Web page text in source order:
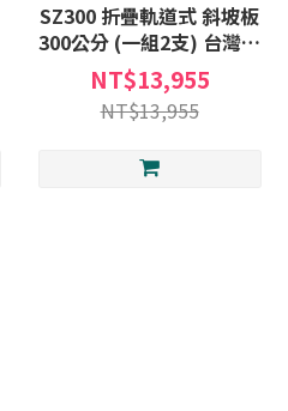
SZ300 折疊軌道式 斜坡板
300公分 (一組2支) 台灣製
斜坡板 (不含安裝) 非固定
式斜坡板C款補助
NT$13,955
NT$13,955